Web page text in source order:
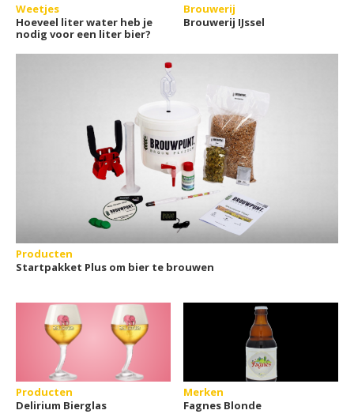
Weetjes
Hoeveel liter water heb je
nodig voor een liter bier?
Brouwerij
Brouwerij IJssel
Producten
Startpakket Plus om bier te brouwen
Producten
Delirium Bierglas
Merken
Fagnes Blonde